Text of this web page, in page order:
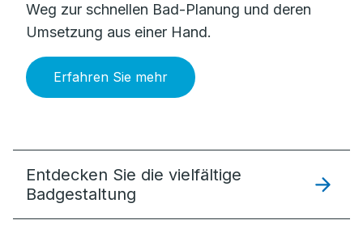
Weg zur schnellen Bad-Planung und deren
Umsetzung aus einer Hand.
Erfahren Sie mehr
Entdecken Sie die vielfältige
Badgestaltung